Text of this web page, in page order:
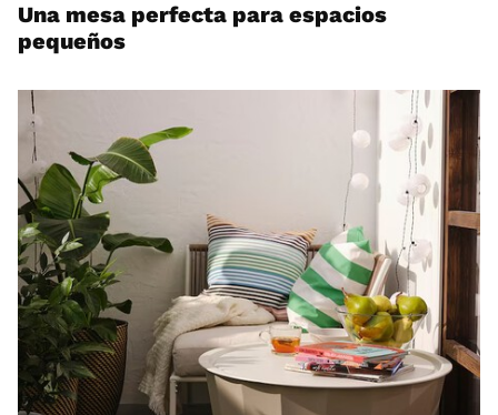
Una mesa perfecta para espacios
pequeños